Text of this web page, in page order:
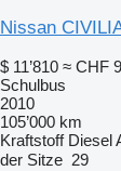
Nissan
$ 11’810 ≈ CHF
Schulbus
2010
105’000 km
Kraftstoff Diesel
der Sitze 29